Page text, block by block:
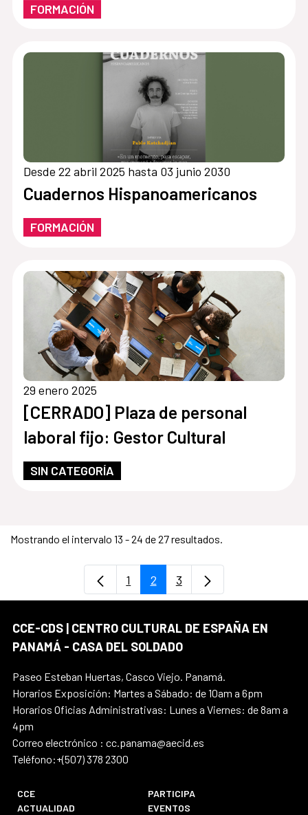
FORMACIÓN
Desde 22 abril 2025 hasta 03 junio 2030
Cuadernos Hispanoamericanos
FORMACIÓN
29 enero 2025
[CERRADO] Plaza de personal
laboral fijo: Gestor Cultural
SIN CATEGORÍA
Mostrando el intervalo 13 - 24 de 27 resultados.
Página
1 Página
2 Página
3
CCE-CDS | CENTRO CULTURAL DE ESPAÑA EN
PANAMÁ - CASA DEL SOLDADO
Paseo Esteban Huertas, Casco Viejo. Panamá.
Horarios Exposición: Martes a Sábado: de 10am a 6pm
Horarios Oficias Administrativas: Lunes a Viernes: de 8am a
4pm
Correo electrónico : cc.panama@aecid.es
Teléfono:+(507) 378 2300
CCE
PARTICIPA
ACTUALIDAD
EVENTOS